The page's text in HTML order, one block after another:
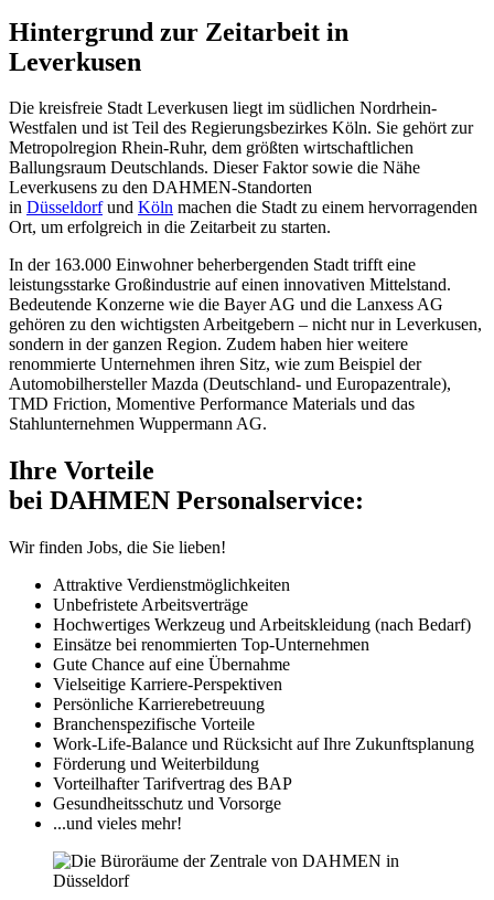
Hintergrund zur Zeitarbeit in
Leverkusen
Die kreisfreie Stadt Leverkusen liegt im südlichen Nordrhein-
Westfalen und ist Teil des Regierungsbezirkes Köln. Sie gehört zur
Metropolregion Rhein-Ruhr, dem größten wirtschaftlichen
Ballungsraum Deutschlands. Dieser Faktor sowie die Nähe
Leverkusens zu den DAHMEN-Standorten
in Düsseldorfund Köln machen die Stadt zu einem hervorragenden
Ort, um erfolgreich in die Zeitarbeit zu starten.
In der 163.000 Einwohner beherbergenden Stadt trifft eine
leistungsstarke Großindustrie auf einen innovativen Mittelstand.
Bedeutende Konzerne wie die Bayer AG und die Lanxess AG
gehören zu den wichtigsten Arbeitgebern – nicht nur in Leverkusen,
sondern in der ganzen Region. Zudem haben hier weitere
renommierte Unternehmen ihren Sitz, wie zum Beispiel der
Automobilhersteller Mazda (Deutschland- und Europazentrale),
TMD Friction, Momentive Performance Materials und das
Stahlunternehmen Wuppermann AG.
Ihre Vorteile
bei DAHMEN Personalservice:
Wir finden Jobs, die Sie lieben!
Attraktive Verdienstmöglichkeiten
Unbefristete Arbeitsverträge
Hochwertiges Werkzeug und Arbeitskleidung (nach Bedarf)
Einsätze bei renommierten Top-Unternehmen
Gute Chance auf eine Übernahme
Vielseitige Karriere-Perspektiven
Persönliche Karrierebetreuung
Branchenspezifische Vorteile
Work-Life-Balance und Rücksicht auf Ihre Zukunftsplanung
Förderung und Weiterbildung
Vorteilhafter Tarifvertrag des BAP
Gesundheitsschutz und Vorsorge
...und vieles mehr!